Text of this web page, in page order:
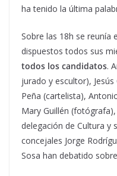
ha tenido la última
Sobre las 18h se reunía
dispuestos todos sus
todos los candidatos.
jurado y escultor),
Peña (cartelista),
Mary Guillén
delegación de Cultura y
concejales Jorge
Sosa han debatido